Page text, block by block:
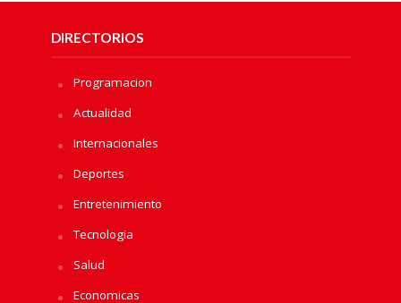
DIRECTORIOS
Programacion
Actualidad
Internacionales
Deportes
Entretenimiento
Tecnologia
Salud
Economicas